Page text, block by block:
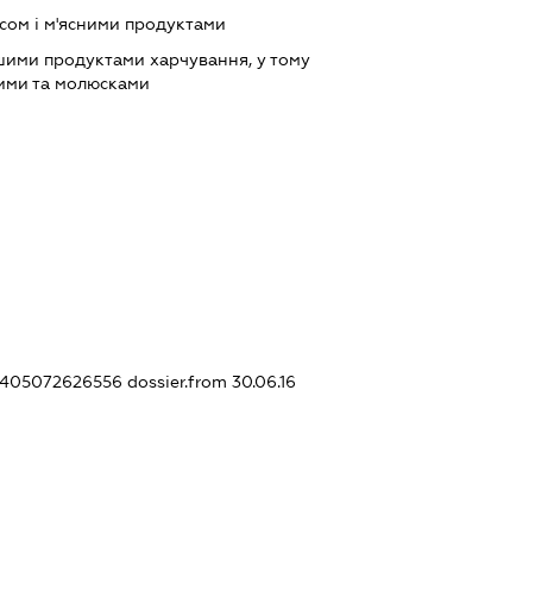
і м'ясними продуктами
продуктами харчування, у тому
та молюсками
dossier.from 30.06.16